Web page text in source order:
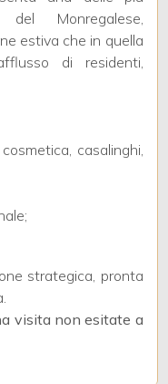
Monregalese,
estiva che in quella
di residenti,
casalinghi,
strategica, pronta
visita non esitate a